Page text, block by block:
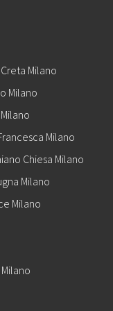
Milano
Milano
Milano
Chiesa Milano
Milano
Milano